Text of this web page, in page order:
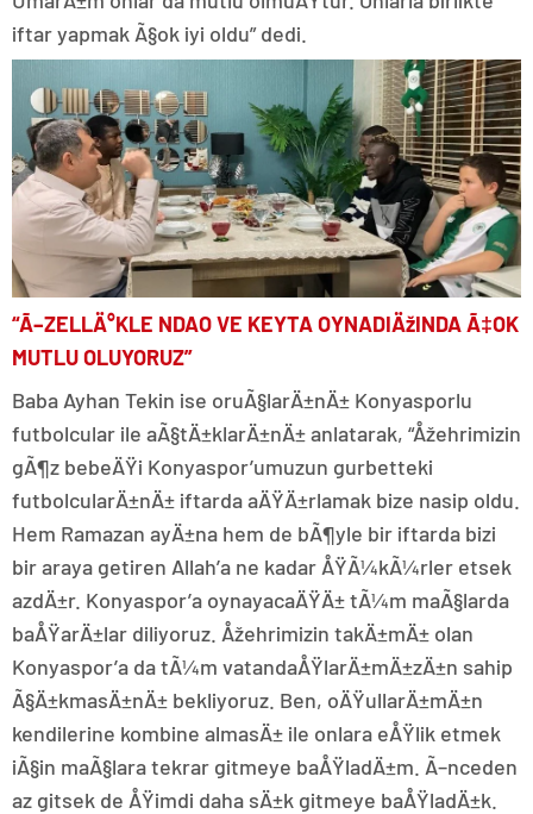
iftar yapmak Ã§ok iyi oldu” dedi.
“Ã–ZELLÄ°KLE NDAO VE KEYTA OYNADIÄžINDA Ã‡OK
MUTLU OLUYORUZ”
Baba Ayhan Tekin ise oruÃ§larÄ±nÄ± Konyasporlu
futbolcular ile aÃ§tÄ±klarÄ±nÄ± anlatarak, “Åžehrimizin
gÃ¶z bebeÄŸi Konyaspor’umuzun gurbetteki
futbolcularÄ±nÄ± iftarda aÄŸÄ±rlamak bize nasip oldu.
Hem Ramazan ayÄ±na hem de bÃ¶yle bir iftarda bizi
bir araya getiren Allah’a ne kadar ÅŸÃ¼kÃ¼rler etsek
azdÄ±r. Konyaspor’a oynayacaÄŸÄ± tÃ¼m maÃ§larda
baÅŸarÄ±lar diliyoruz. Åžehrimizin takÄ±mÄ± olan
Konyaspor’a da tÃ¼m vatandaÅŸlarÄ±mÄ±zÄ±n sahip
Ã§Ä±kmasÄ±nÄ± bekliyoruz. Ben, oÄŸullarÄ±mÄ±n
kendilerine kombine almasÄ± ile onlara eÅŸlik etmek
iÃ§in maÃ§lara tekrar gitmeye baÅŸladÄ±m. Ã–nceden
az gitsek de ÅŸimdi daha sÄ±k gitmeye baÅŸladÄ±k.